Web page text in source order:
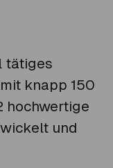
tätiges
knapp 150
hochwertige
und